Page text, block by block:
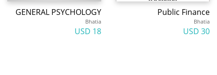
Public Finance
Bhatia
30 USD
GENERAL PSYCHOLOGY
Bhatia
18 USD